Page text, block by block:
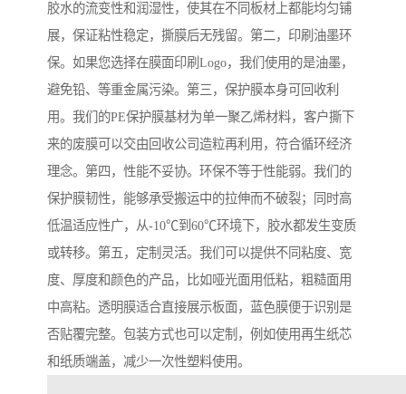
胶水的流变性和润湿性，使其在不同板材上都能均匀铺
展，保证粘性稳定，撕膜后无残留。第二，印刷油墨环
保。如果您选择在膜面印刷Logo，我们使用的是油墨，
避免铅、等重金属污染。第三，保护膜本身可回收利
用。我们的PE保护膜基材为单一聚乙烯材料，客户撕下
来的废膜可以交由回收公司造粒再利用，符合循环经济
理念。第四，性能不妥协。环保不等于性能弱。我们的
保护膜韧性，能够承受搬运中的拉伸而不破裂；同时高
低温适应性广，从-10℃到60℃环境下，胶水都发生变质
或转移。第五，定制灵活。我们可以提供不同粘度、宽
度、厚度和颜色的产品，比如哑光面用低粘，粗糙面用
中高粘。透明膜适合直接展示板面，蓝色膜便于识别是
否贴覆完整。包装方式也可以定制，例如使用再生纸芯
和纸质端盖，减少一次性塑料使用。